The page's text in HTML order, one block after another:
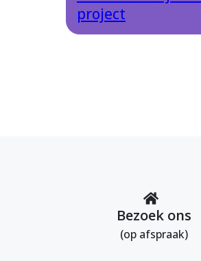
project
Bezoek ons
(op afspraak)